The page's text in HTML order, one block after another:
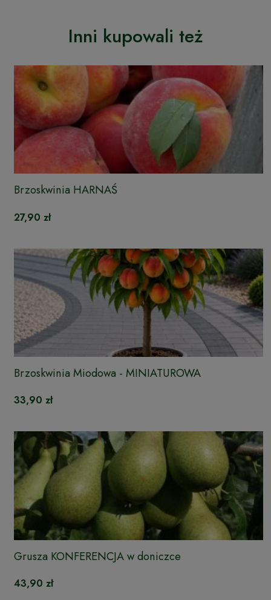
Inni kupowali też
Brzoskwinia HARNAŚ
27,90 zł
Brzoskwinia Miodowa - MINIATUROWA
33,90 zł
Grusza KONFERENCJA w doniczce
43,90 zł